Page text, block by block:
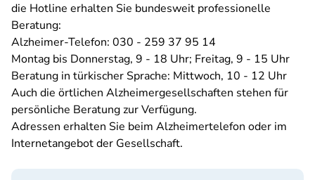
die Hotline erhalten Sie bundesweit professionelle
Beratung:
Alzheimer-Telefon: 030 - 259 37 95 14
Montag bis Donnerstag, 9 - 18 Uhr; Freitag, 9 - 15 Uhr
Beratung in türkischer Sprache: Mittwoch, 10 - 12 Uhr
Auch die örtlichen Alzheimergesellschaften stehen für
persönliche Beratung zur Verfügung.
Adressen erhalten Sie beim Alzheimertelefon oder im
Internetangebot der Gesellschaft.